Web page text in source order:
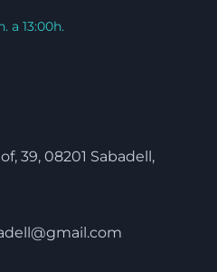
a 13:00h.
39, 08201 Sabadell,